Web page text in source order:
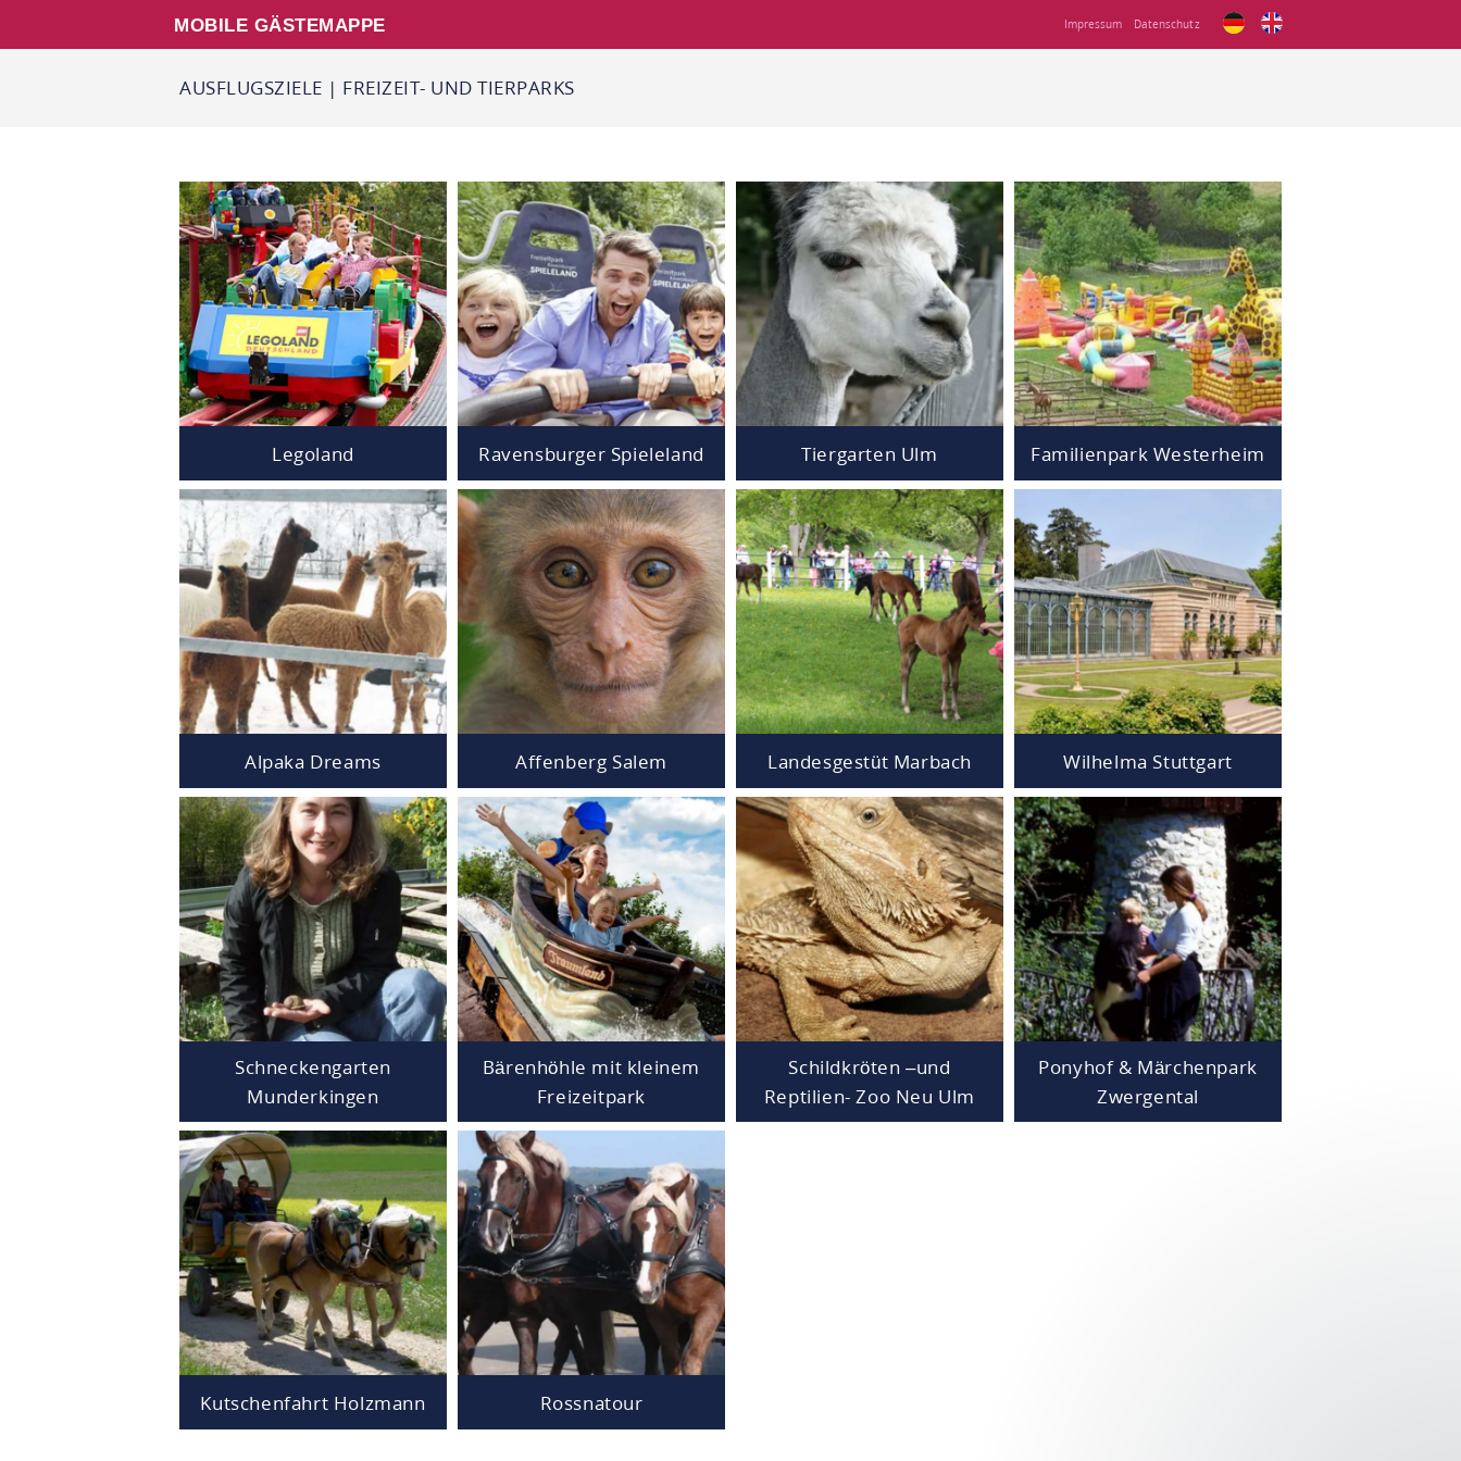
MOBILE GÄSTEMAPPE Impressum Datenschutz
AUSFLUGSZIELE | FREIZEIT- UND TIERPARKS
Legoland
Alpaka Dreams
Schneckengarten
Munderkingen
Kutschenfahrt Holzmann
Ravensburger Spieleland
Affenberg Salem
Bärenhöhle mit kleinem
Freizeitpark
Rossnatour
Tiergarten Ulm
Landesgestüt Marbach
Schildkröten –und
Reptilien- Zoo Neu Ulm
Familienpark Westerheim
Wilhelma Stuttgart
Ponyhof & Märchenpark
Zwergental